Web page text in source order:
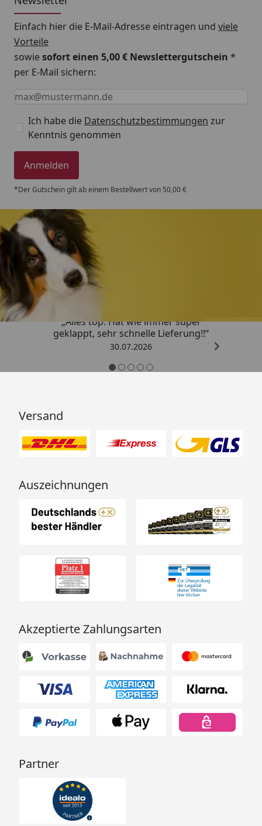
Einfach hier die E-Mail-Adresse eintragen und viele
Vorteile
sowiesofort einen 5,00 € Newslettergutschein *
per E-Mail sichern:
Keine Eingabe erforderlich
Eingabe erforderlich
E-Mail *
Ich habe die Datenschutzbestimmungen zur
Kenntnis genommen
Anmelden
*Der Gutschein gilt ab einem Bestellwert von 50,00 €
Trusted Shops
„Alles top. Hat wie immer super
geklappt, sehr schnelle Lieferung!!“
30.07.2026
Versand
Auszeichnungen
Akzeptierte Zahlungsarten
Partner